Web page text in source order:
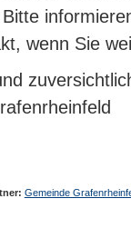
wenn Sie
Gemeinde